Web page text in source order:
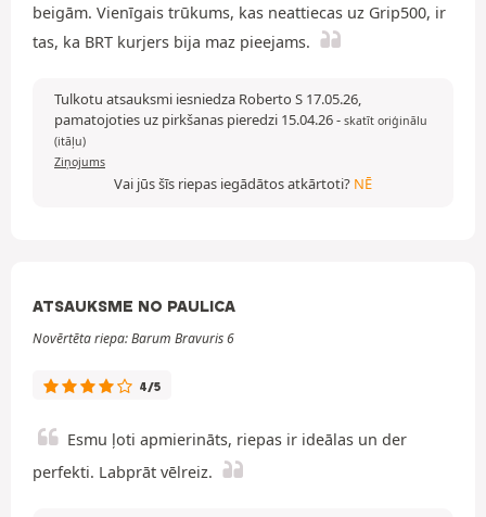
beigām. Vienīgais trūkums, kas neattiecas uz Grip500, ir
tas, ka BRT kurjers bija maz pieejams.
Tulkotu atsauksmi iesniedza Roberto S 17.05.26,
pamatojoties uz pirkšanas pieredzi 15.04.26- skatīt oriģinālu
(itāļu)
Ziņojums
Vai jūs šīs riepas iegādātos atkārtoti? NĒ
ATSAUKSME NO PAULICA
Novērtēta riepa: Barum Bravuris 6
4/5
Esmu ļoti apmierināts, riepas ir ideālas un der
perfekti. Labprāt vēlreiz.